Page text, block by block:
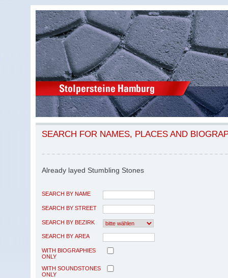
SEARCH FOR NAMES, PLACES AND
Already layed Stumbling Stones
SEARCH BY NAME
SEARCH BY STREET
SEARCH BY BEZIRK
SEARCH BY AREA
WITH BIOGRAPHIES
ONLY
WITH SOUNDSTONES
ONLY